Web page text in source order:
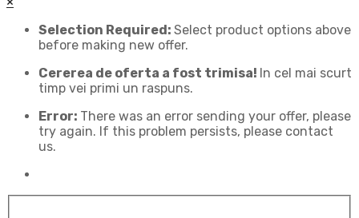
Selection Required: Select product options above
before making new offer.
Cererea de oferta a fost trimisa! In cel mai scurt
timp vei primi un raspuns.
Error: There was an error sending your offer, please
try again. If this problem persists, please contact
us.